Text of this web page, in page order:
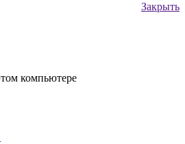
Закрыть
компьютере